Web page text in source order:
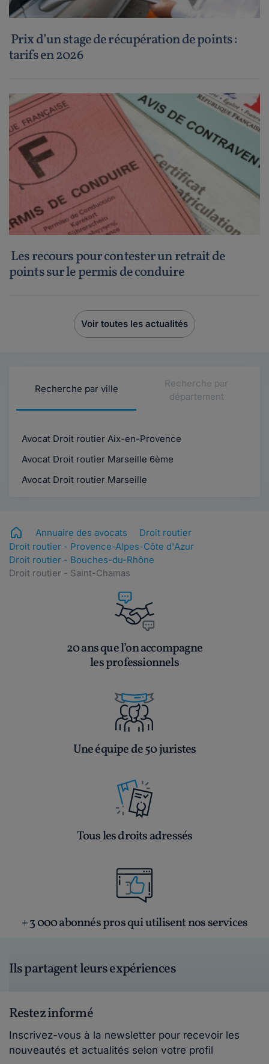
Prix d’un stage de récupération de points :
tarifs en 2026
Les recours pour contester un retrait de
points sur le permis de conduire
Voir toutes les actualités
Recherche par ville
Recherche par
département
Avocat Droit routier Aix-en-Provence
Avocat Droit routier Marseille 6ème
Avocat Droit routier Marseille
Annuaire des avocats
Droit routier
Droit routier - Provence-Alpes-Côte d'Azur
Droit routier - Bouches-du-Rhône
Droit routier - Saint-Chamas
20 ans que l’on accompagne
les professionnels
Une équipe de 50 juristes
Tous les droits adressés
+ 3 000 abonnés pros qui utilisent nos services
Ils partagent leurs expériences
Restez informé
Inscrivez-vous à la newsletter pour recevoir les
nouveautés et actualités selon votre profil